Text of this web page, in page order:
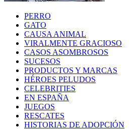
PERRO
GATO
CAUSA ANIMAL
VIRALMENTE GRACIOSO
CASOS ASOMBROSOS
SUCESOS
PRODUCTOS Y MARCAS
HÉROES PELUDOS
CELEBRITIES
EN ESPAÑA
JUEGOS
RESCATES
HISTORIAS DE ADOPCIÓN